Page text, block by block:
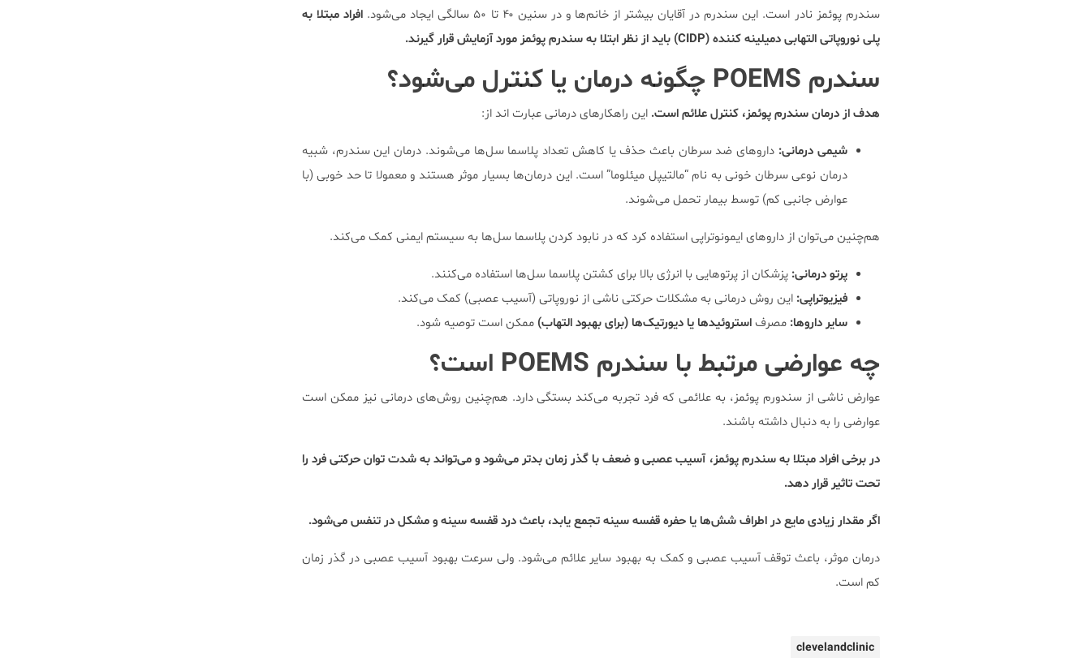
سندرم پوئمز نادر است. این سندرم در آقایان بیشتر از خانم‌ها و در سنین ۴۰ تا ۵۰ سالگی ایجاد می‌شود.
افراد مبتلا به
پلی نوروپاتی التهابی دمیلینه کننده (CIDP) باید از نظر ابتلا به سندرم پوئمز مورد آزمایش قرار گیرند.
سندرم POEMS چگونه درمان یا کنترل می‌شود؟
هدف از درمان سندرم پوئمز، کنترل علائم است. این راهکارهای درمانی عبارت اند از:
شیمی درمانی: داروهای ضد سرطان باعث حذف یا کاهش تعداد پلاسما سل‌ها می‌شوند. درمان این سندرم، شبیه
درمان نوعی سرطان خونی به نام “مالتیپل میئلوما” است. این درمان‌ها بسیار موثر هستند و معمولا تا حد خوبی (با
عوارض جانبی کم) توسط بیمار تحمل می‌شوند.
هم‌چنین می‌توان از داروهای ایمونوتراپی استفاده کرد که در نابود کردن پلاسما سل‌ها به سیستم ایمنی کمک می‌کند.
پرتو درمانی: پزشکان از پرتوهایی با انرژی بالا برای کشتن پلاسما سل‌ها استفاده می‌کنند.
فیزیوتراپی: این روش درمانی به مشکلات حرکتی ناشی از نوروپاتی (آسیب عصبی) کمک می‌کند.
سایر داروها: مصرفاستروئیدها یا دیورتیک‌ها (برای بهبود التهاب) ممکن است توصیه شود.
چه عوارضی مرتبط با سندرم POEMS است؟
عوارض ناشی از سندورم پوئمز، به علائمی که فرد تجربه می‌کند بستگی دارد. هم‌چنین روش‌های درمانی نیز ممکن است
عوارضی را به دنبال داشته باشند.
در برخی افراد مبتلا به سندرم پوئمز، آسیب عصبی و ضعف با گذر زمان بدتر می‌شود و می‌تواند به شدت توان حرکتی فرد را
تحت تاثیر قرار دهد.
اگر مقدار زیادی مایع در اطراف شش‌ها یا حفره قفسه سینه تجمع یابد، باعث درد قفسه سینه و مشکل در تنفس می‌شود.
درمان موثر، باعث توقف آسیب عصبی و کمک به بهبود سایر علائم می‌شود. ولی سرعت بهبود آسیب عصبی در گذر زمان
کم است.
clevelandclinic